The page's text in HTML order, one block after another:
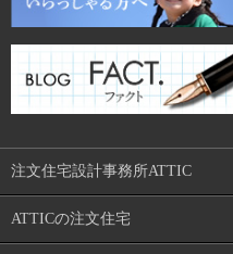
注文住宅設計事務所ATTIC
ATTICの注文住宅